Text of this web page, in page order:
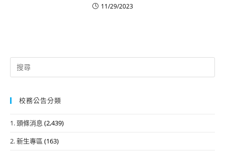
11/29/2023
Search
for:
校務公告分類
1. 頭條消息 (2,439)
2. 新生專區 (163)